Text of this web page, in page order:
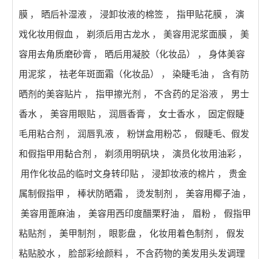
膜 ， 晒后补湿液 ， 浸卸妆液的棉签 ， 指甲贴花膜 ，
演
戏化妆用假血 ， 剃须后用古龙水 ， 美容用泥浆面膜 ，
美
容用去角质磨砂膏 ， 晒后用凝胶（化妆品） ，
身体美容
用泥浆 ， 祛老年斑面霜（化妆品） ， 染睫毛油 ，
含有防
晒剂的美容贴片 ， 指甲擦光剂 ， 不含药的足浴液 ，
男士
香水 ， 美容用眼贴 ， 润唇香膏 ， 女士香水 ，
固定假睫
毛用粘合剂 ， 润唇乳液 ， 粉饼盒用粉芯 ，
假睫毛、假发
和假指甲用黏合剂 ， 剃须用明矾块 ， 演员化妆用油彩 ，
用作化妆品的临时文身转印贴 ， 浸卸妆液的棉片 ，
贵金
属制假指甲 ， 棒状防晒霜 ， 烫发制剂 ， 美容用椰子油 ，
美容用蓖麻油 ， 美容用西印度醋栗籽油 ， 眉粉 ，
假指甲
粘贴剂 ， 美甲制剂 ， 眼影盘 ， 化妆用着色制剂 ，
假发
粘贴胶水 ， 脸部彩绘颜料 ，
不含药物的美发用头发调理